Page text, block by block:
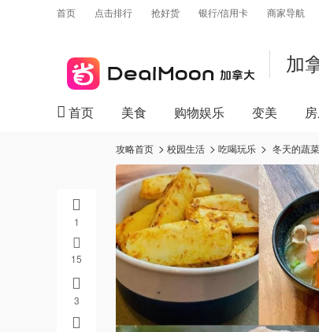
首页 点击排行 抢好货 银行/信用卡 商家导航
加
1
15
3
首页 美食 购物娱乐 变美
攻略首页 校园生活 吃喝玩乐 冬天的蔬